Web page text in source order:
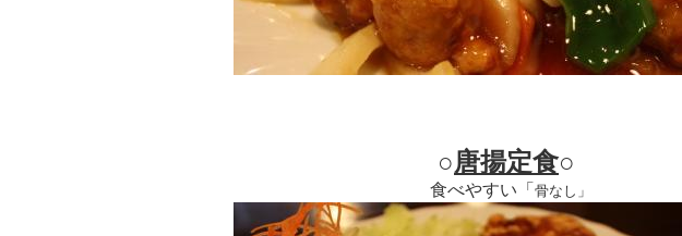
○唐揚定食○
食べやすい「 骨なし」